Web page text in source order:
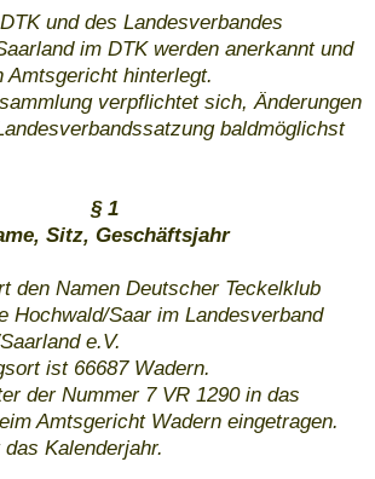
und des Landesverbandes
im DTK werden anerkannt und
Amtsgericht hinterlegt.
verpflichtet sich, Änderungen
baldmöglichst
§ 1
Sitz, Geschäftsjahr
den Namen Deutscher Teckelklub
Hochwald/Saar im Landesverband
e.V.
ist 66687 Wadern.
der Nummer 7 VR 1290 in das
Amtsgericht Wadern eingetragen.
Kalenderjahr.